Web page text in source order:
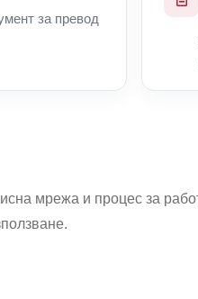
за превод
мрежа и процес за